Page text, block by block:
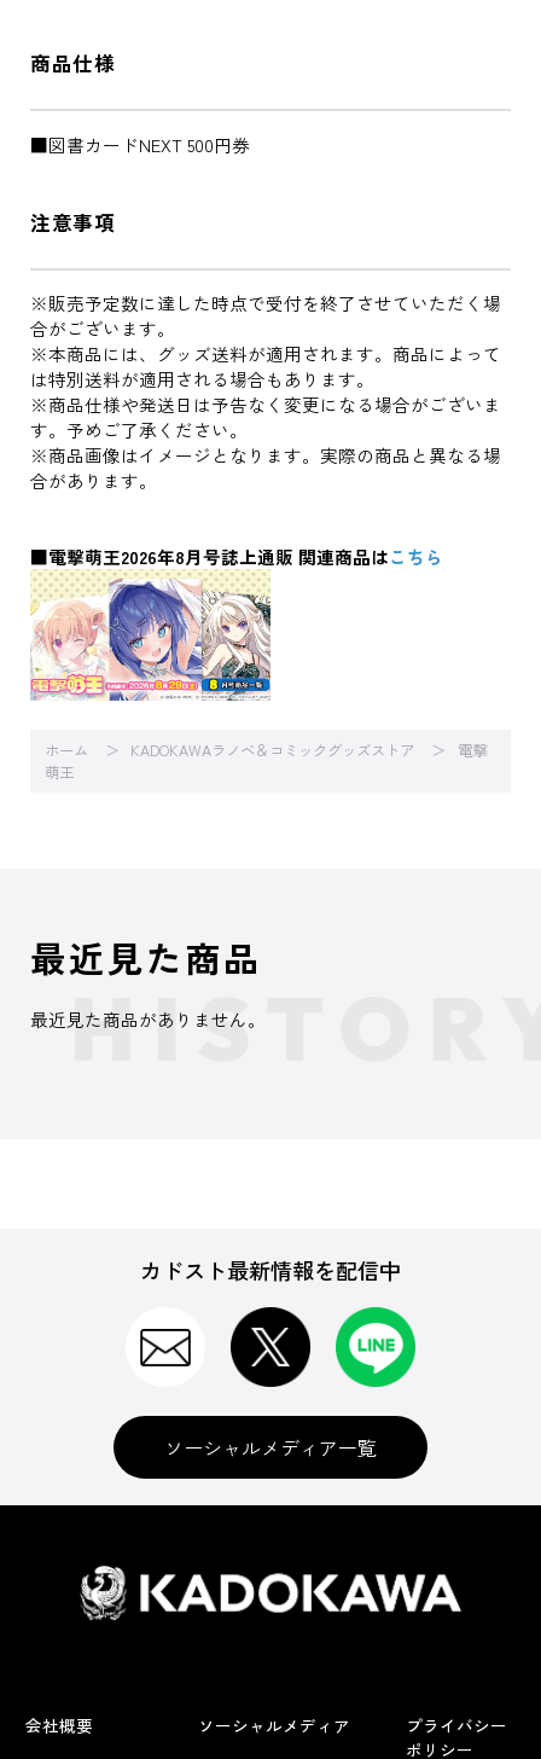
商品仕様
■図書カードNEXT 500円券
注意事項
※販売予定数に達した時点で受付を終了させていただく場
合がございます。
※本商品には、グッズ送料が適用されます。商品によって
は特別送料が適用される場合もあります。
※商品仕様や発送日は予告なく変更になる場合がございま
す。予めご了承ください。
※商品画像はイメージとなります。実際の商品と異なる場
合があります。
■電撃萌王2026年8月号誌上通販 関連商品はこちら
ホーム KADOKAWAラノベ＆コミックグッズストア
電撃
萌王
最近見た商品
最近見た商品がありません。
カドスト最新情報を配信中
ソーシャルメディア一覧
会社概要
ソーシャルメディア
プライバシー
ポリシー